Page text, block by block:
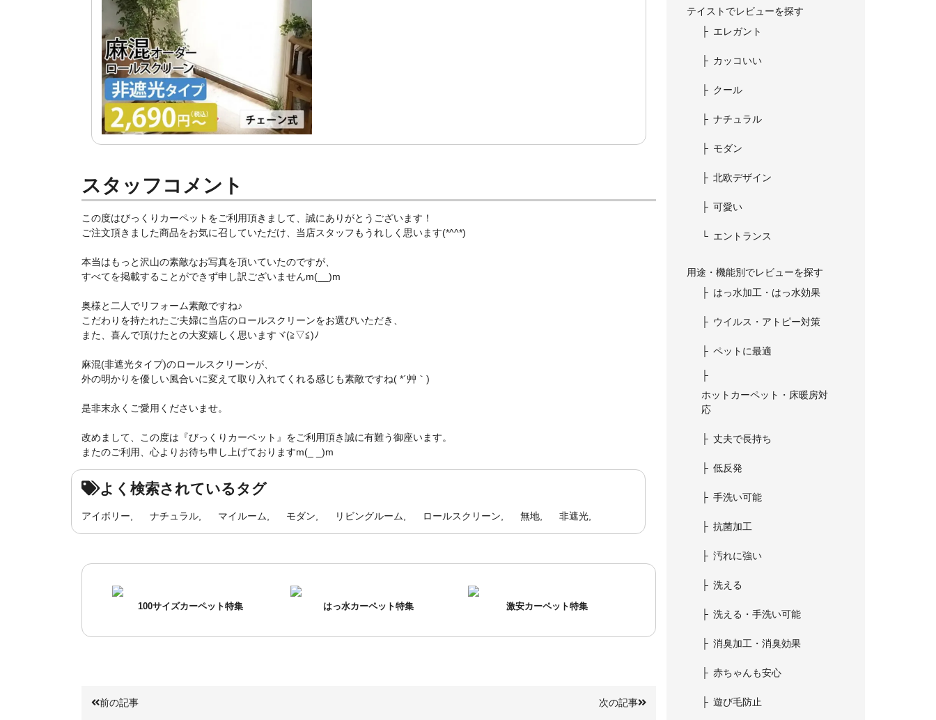
スタッフコメント
この度はびっくりカーペットをご利用頂きまして、誠にありがとうございます！
ご注文頂きました商品をお気に召していただけ、当店スタッフもうれしく思います(*^^*)
本当はもっと沢山の素敵なお写真を頂いていたのですが、
すべてを掲載することができず申し訳ございませんm(__)m
奥様と二人でリフォーム素敵ですね♪
こだわりを持たれたご夫婦に当店のロールスクリーンをお選びいただき、
また、喜んで頂けたとの大変嬉しく思いますヾ(≧▽≦)ﾉ
麻混(非遮光タイプ)のロールスクリーンが、
外の明かりを優しい風合いに変えて取り入れてくれる感じも素敵ですね( *´艸｀)
是非末永くご愛用くださいませ。
改めまして、この度は『びっくりカーペット』をご利用頂き誠に有難う御座います。
またのご利用、心よりお待ち申し上げておりますm(_ _)m
よく検索されているタグ
アイボリー ナチュラル マイルーム モダン リビングルーム ロールスクリーン 無地 非遮光
100サイズカーペット特集 はっ水カーペット特集 激安カーペット特集
前の記事 次の記事
テイストでレビューを探す
エレガント
カッコいい
クール
ナチュラル
モダン
北欧デザイン
可愛い
エントランス
用途・機能別でレビューを探す
はっ水加工・はっ水効果
ウイルス・アトピー対策
ペットに最適
ホットカーペット・床暖房対
応
丈夫で長持ち
低反発
手洗い可能
抗菌加工
汚れに強い
洗える
洗える・手洗い可能
消臭加工・消臭効果
赤ちゃんも安心
遊び毛防止